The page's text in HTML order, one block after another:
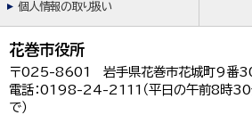
個人情報の取り扱い
花巻市役所
〒025-8601 岩手県花巻市花城町9番
電話：0198-24-2111（平日の午前8時30
で）